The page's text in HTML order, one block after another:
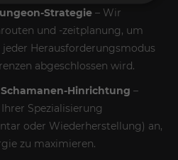
Strategie – Wir
und -zeitplanung, um
jeder Herausforderungsmodus
abgeschlossen wird.
Hinrichtung –
Spezialisierung
oder Wiederherstellung) an,
zu maximieren.